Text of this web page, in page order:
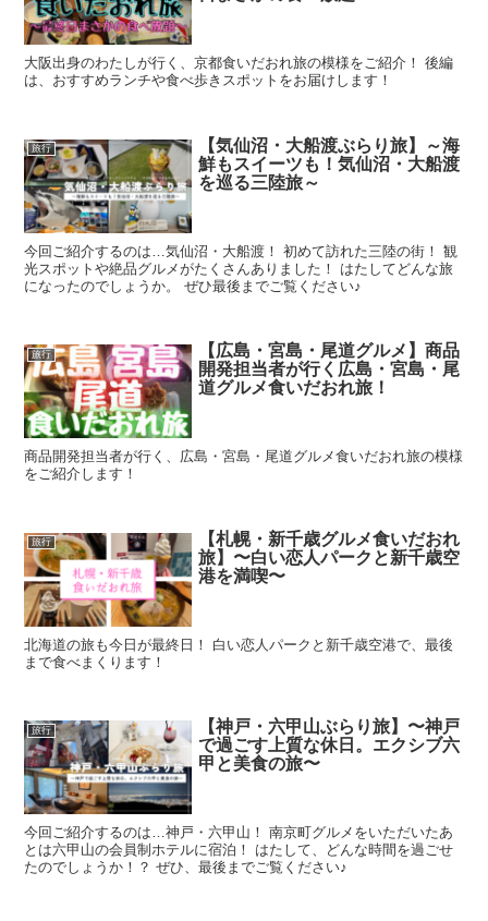
大阪出身のわたしが行く、京都食いだおれ旅の模様をご紹介！ 後編
は、おすすめランチや食べ歩きスポットをお届けします！
旅行
【気仙沼・大船渡ぶらり旅】～海
鮮もスイーツも！気仙沼・大船渡
を巡る三陸旅～
今回ご紹介するのは…気仙沼・大船渡！ 初めて訪れた三陸の街！ 観
光スポットや絶品グルメがたくさんありました！ はたしてどんな旅
になったのでしょうか。 ぜひ最後までご覧ください♪
旅行
【広島・宮島・尾道グルメ】商品
開発担当者が行く広島・宮島・尾
道グルメ食いだおれ旅！
商品開発担当者が行く、広島・宮島・尾道グルメ食いだおれ旅の模様
をご紹介します！
旅行
【札幌・新千歳グルメ食いだおれ
旅】〜白い恋人パークと新千歳空
港を満喫〜
北海道の旅も今日が最終日！ 白い恋人パークと新千歳空港で、最後
まで食べまくります！
旅行
【神戸・六甲山ぶらり旅】〜神戸
で過ごす上質な休日。エクシブ六
甲と美食の旅〜
今回ご紹介するのは…神戸・六甲山！ 南京町グルメをいただいたあ
とは六甲山の会員制ホテルに宿泊！ はたして、どんな時間を過ごせ
たのでしょうか！？ ぜひ、最後までご覧ください♪